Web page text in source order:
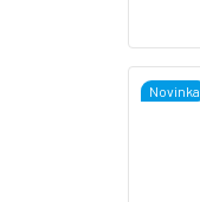
Novinka